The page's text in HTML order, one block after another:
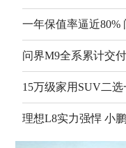
理想L8实力强悍 小